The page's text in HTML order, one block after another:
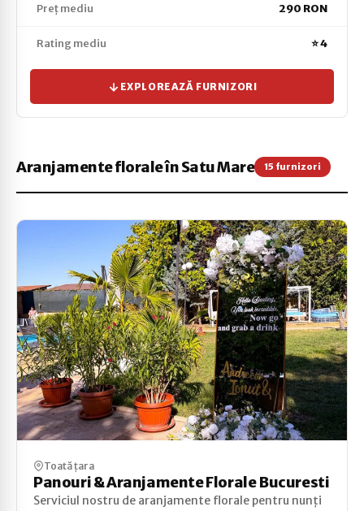
Preț mediu 290 RON
Rating mediu ⭐ 4
EXPLOREAZĂ FURNIZORI
Aranjamente florale în Satu Mare 15 furnizori
Toată țara
Panouri & Aranjamente Florale Bucuresti
Serviciul nostru de aranjamente florale pentru nunți